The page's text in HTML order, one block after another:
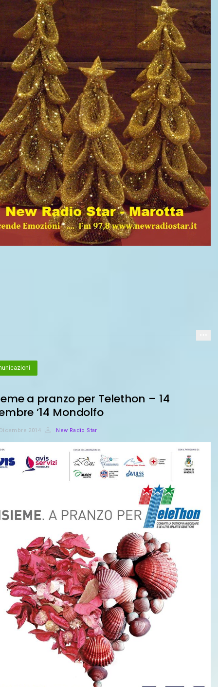
a pranzo per Telethon – 14
’14 Mondolfo
2014 New Radio Star